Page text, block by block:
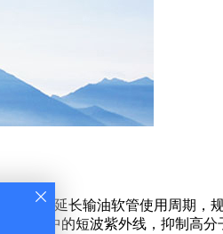
大幅延长输油软管使用周期，
阳光中的短波紫外线，抑制高